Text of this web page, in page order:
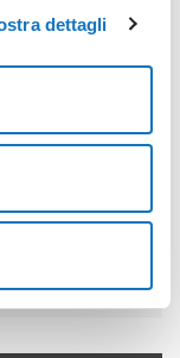
dettagli
Firma Digitale